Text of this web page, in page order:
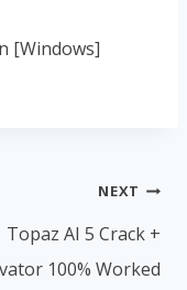
[Windows]
NEXT
Topaz AI 5 Crack +
100% Worked